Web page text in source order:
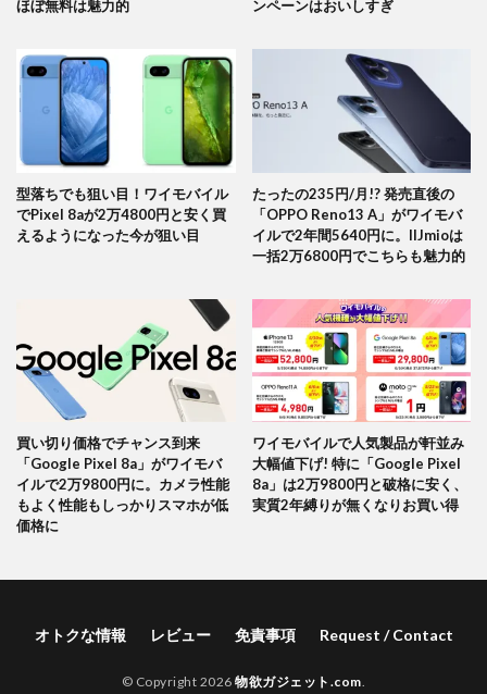
ほぼ無料は魅力的
ンペーンはおいしすぎ
型落ちでも狙い目！ワイモバイル
でPixel 8aが2万4800円と安く買
えるようになった今が狙い目
たったの235円/月!? 発売直後の
「OPPO Reno13 A」がワイモバ
イルで2年間5640円に。IIJmioは
一括2万6800円でこちらも魅力的
買い切り価格でチャンス到来
「Google Pixel 8a」がワイモバ
イルで2万9800円に。カメラ性能
もよく性能もしっかりスマホが低
価格に
ワイモバイルで人気製品が軒並み
大幅値下げ! 特に「Google Pixel
8a」は2万9800円と破格に安く、
実質2年縛りが無くなりお買い得
オトクな情報 レビュー 免責事項 Request / Contact
© Copyright 2026物欲ガジェット.com